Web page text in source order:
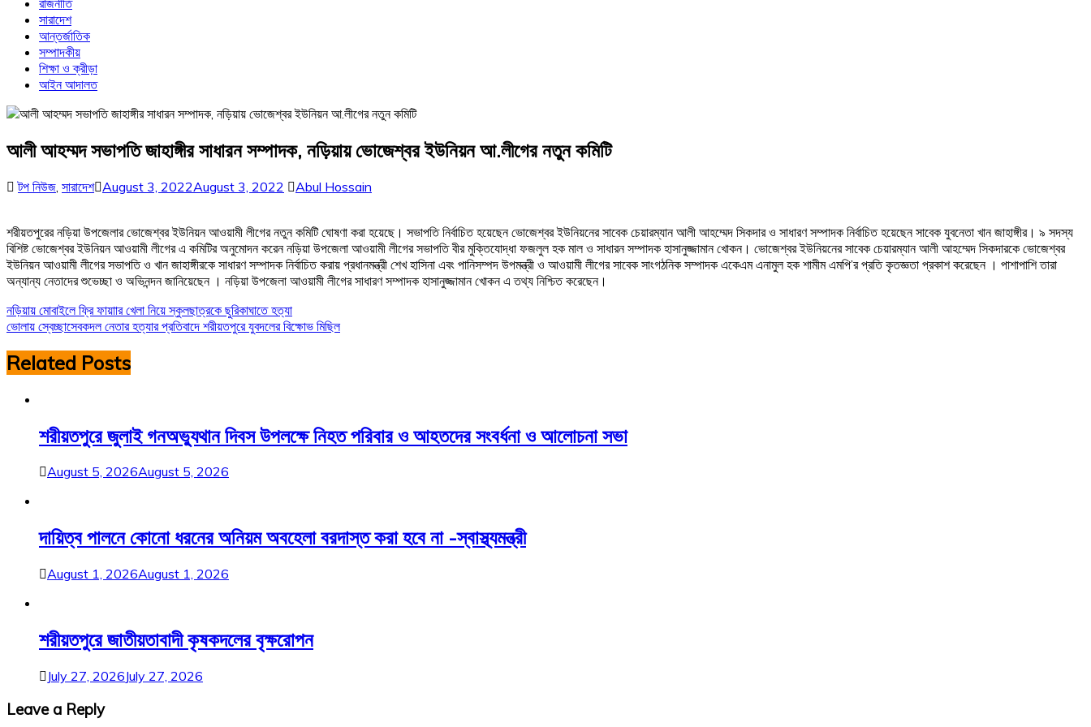
রাজনীতি
সারাদেশ
আন্তর্জাতিক
সম্পাদকীয়
শিক্ষা ও ক্রীড়া
আইন আদালত
আলী আহম্মদ সভাপতি জাহাঙ্গীর সাধারন সম্পাদক, নড়িয়ায় ভোজেশ্বর ইউনিয়ন আ.লীগের নতুন কমিটি
টপ নিউজ সারাদেশ August 3, 2022August 3, 2022 Abul Hossain
শরীয়তপুরের নড়িয়া উপজেলার ভোজেশ্বর ইউনিয়ন আওয়ামী লীগের নতুন কমিটি ঘোষণা করা হয়েছে। সভাপতি নির্বাচিত হয়েছেন ভোজেশ্বর ইউনিয়নের সাবেক চেয়ারম্যান আলী আহম্মেদ সিকদার ও সাধারণ সম্পাদক নির্বাচিত হয়েছেন সাবেক যুবনেতা খান জাহাঙ্গীর। ৯ সদস্য
বিশিষ্ট ভোজেশ্বর ইউনিয়ন আওয়ামী লীগের এ কমিটির অনুমোদন করেন নড়িয়া উপজেলা আওয়ামী লীগের সভাপতি বীর মুক্তিযোদ্ধা ফজলুল হক মাল ও সাধারন সম্পাদক হাসানুজ্জামান খোকন। ভোজেশ্বর ইউনিয়নের সাবেক চেয়ারম্যান আলী আহম্মেদ সিকদারকে ভোজেশ্বর
ইউনিয়ন আওয়ামী লীগের সভাপতি ও খান জাহাঙ্গীরকে সাধারণ সম্পাদক নির্বাচিত করায় প্রধানমন্ত্রী শেখ হাসিনা এবং পানিসম্পদ উপমন্ত্রী ও আওয়ামী লীগের সাবেক সাংগঠনিক সম্পাদক একেএম এনামুল হক শামীম এমপি’র প্রতি কৃতজ্ঞতা প্রকাশ করেছেন । পাশাপাশি তারা
অন্যান্য নেতাদের শুভেচ্ছা ও অভিনন্দন জানিয়েছেন । নড়িয়া উপজেলা আওয়ামী লীগের সাধারণ সম্পাদক হাসানুজ্জামান খোকন এ তথ্য নিশ্চিত করেছেন।
Post
navigation
নড়িয়ায় মোবাইলে ফ্রি ফায়াার খেলা নিয়ে স্কুলছাত্রকে ছুরিকাঘাতে হত্যা
ভোলায় স্বেচ্ছাসেবকদল নেতার হত্যার প্রতিবাদে শরীয়তপুরে যুবদলের বিক্ষোভ মিছিল
Related Posts
শরীয়তপুরে জুলাই গনঅভ্যুথান দিবস উপলক্ষে নিহত পরিবার ও আহতদের সংবর্ধনা ও আলোচনা সভা
August 5, 2026August 5, 2026
দায়িত্ব পালনে কোনো ধরনের অনিয়ম অবহেলা বরদাস্ত করা হবে না -স্বাস্থ্যমন্ত্রী
August 1, 2026August 1, 2026
শরীয়তপুরে জাতীয়তাবাদী কৃষকদলের বৃক্ষরোপন
July 27, 2026July 27, 2026
Leave a Reply